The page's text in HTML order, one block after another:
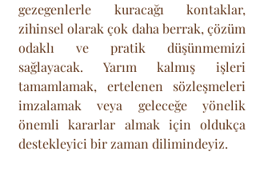
gezegenlerle kuracağı kontaklar,
zihinsel olarak çok daha berrak, çözüm
odaklı ve pratik düşünmemizi
sağlayacak. Yarım kalmış işleri
tamamlamak, ertelenen sözleşmeleri
imzalamak veya geleceğe yönelik
önemli kararlar almak için oldukça
destekleyici bir zaman dilimindeyiz.